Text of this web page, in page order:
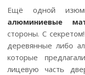
Ещё одной
алюминиевые
стороны. С
деревянные либо
которые
лицевую часть